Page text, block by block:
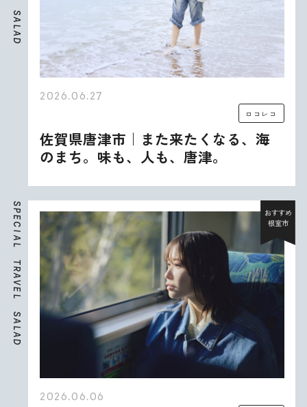
S
A
L
A
D
2026.06.27
ロコレコ
佐賀県唐津市｜また来たくなる、海
のまち。味も、人も、唐津。
S
P
E
C
I
A
L
T
R
A
V
E
L
S
A
L
A
D
おすすめ
根室市
2026.06.06